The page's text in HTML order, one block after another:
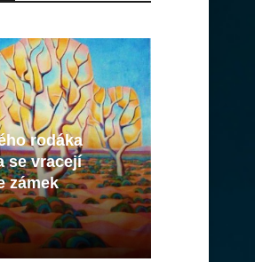
rodáka
se vracejí
zámek